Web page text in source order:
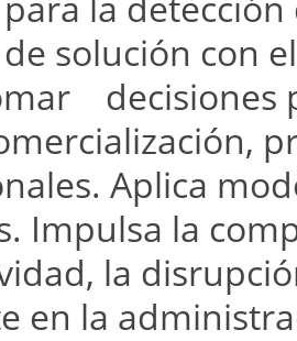
solución con
decisiones
Aplica
Impulsa la
la
en la